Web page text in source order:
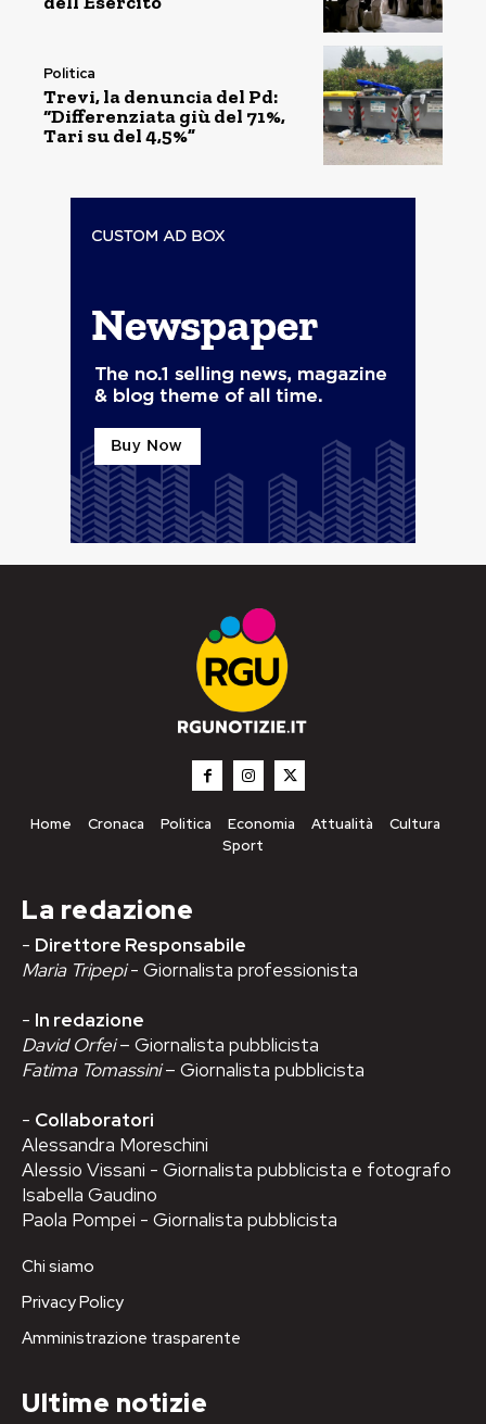
Politica
Trevi, la denuncia del Pd:
“Differenziata giù del 71%,
Tari su del 4,5%”
Home Cronaca Politica Economia Attualità
Cultura
Sport
La redazione
- Direttore Responsabile
Maria Tripepi- Giornalista professionista
- In redazione
David Orfei– Giornalista pubblicista
Fatima Tomassini– Giornalista pubblicista
- Collaboratori
Alessandra Moreschini
Alessio Vissani - Giornalista pubblicista e fotografo
Isabella Gaudino
Paola Pompei - Giornalista pubblicista
Chi siamo
Privacy Policy
Amministrazione trasparente
Ultime notizie